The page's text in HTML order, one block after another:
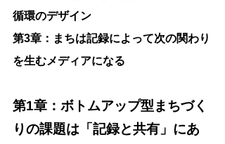
循環のデザイン
第3章：まちは記録によって次の関わり
を生むメディアになる
第1章：ボトムアップ型まちづく
りの課題は「記録と共有」にあ